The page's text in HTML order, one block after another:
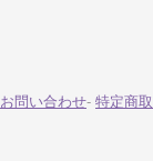
お問い合わせ- 特定商